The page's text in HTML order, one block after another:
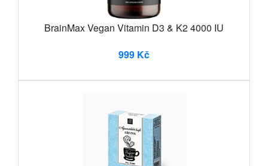
BrainMax Vegan Vitamin D3 & K2 4000 IU
999 Kč